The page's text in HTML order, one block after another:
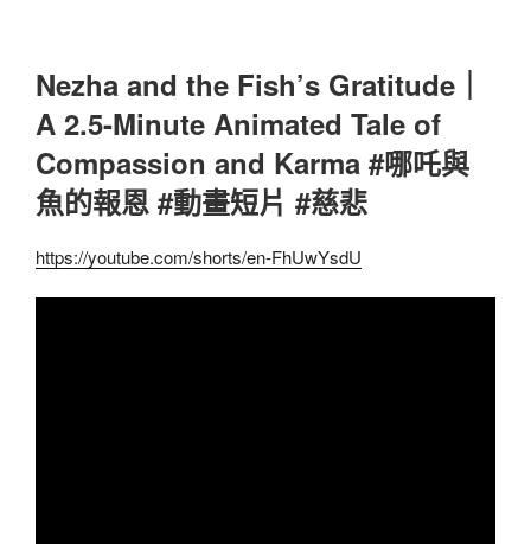
Nezha and the Fish’s Gratitude｜
A 2.5-Minute Animated Tale of
Compassion and Karma #哪吒與
魚的報恩 #動畫短片 #慈悲
https://youtube.com/shorts/en-FhUwYsdU